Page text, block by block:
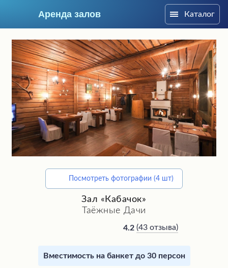
Аренда залов
Подберите мне зал
Каталог
Посмотреть фотографии (4 шт)
Зал «Кабачок»
Таёжные Дачи
4.2 (43 отзыва)
Вместимость на банкет до 30 персон